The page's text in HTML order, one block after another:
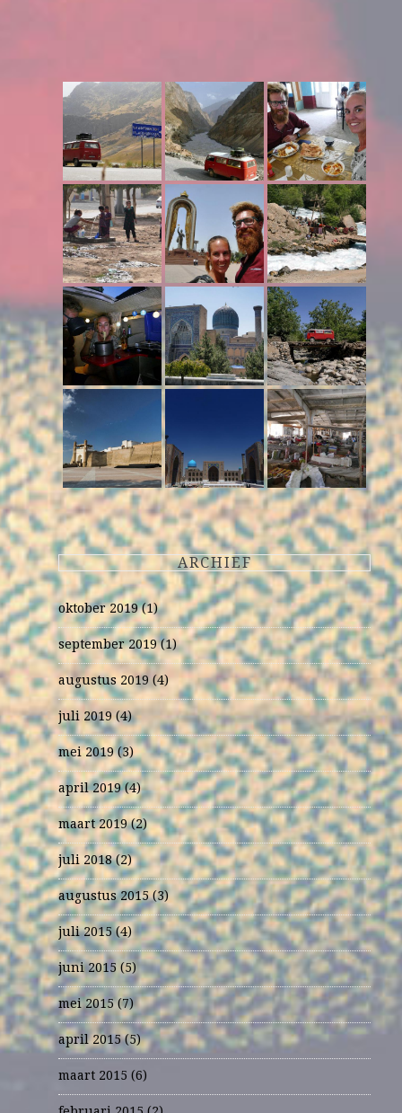
ARCHIEF
oktober 2019(1)
september 2019(1)
augustus 2019 (4)
juli 2019 (4)
mei 2019(3)
april 2019(4)
maart 2019(2)
juli 2018(2)
augustus 2015(3)
juli 2015(4)
juni 2015 (5)
mei 2015(7)
april 2015(5)
maart 2015 (6)